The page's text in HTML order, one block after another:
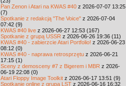
Pan Zenon i Atari na KWAS #40 z 2026-07-07 13:25
(7)
Spotkanie z redakcją "The Voice" z 2026-07-04
07:42 (9)
KWAS #40 live z 2026-06-27 12:53 (167)
Spotkanie z grupą USSR z 2026-06-26 19:36 (11)
KWAS #40 - zabierzcie Atari Portfolio! z 2026-06-23
08:12 (0)
KWAS #40 - naprawa retrosprzętu z 2026-06-21
17:15 (1)
Sceny z demosceny #7 z Bigerem i MBR z 2026-
06-19 22:08 (0)
Atari Floppy Image Toolkit z 2026-06-17 13:51 (9)
Spotkanie online z grupą LST z 2026-06-16 16:32